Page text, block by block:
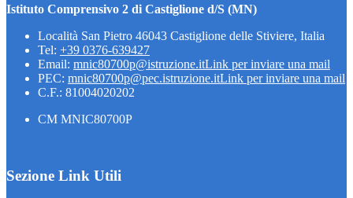
Istituto Comprensivo 2 di Castiglione d/S (MN)
Località San Pietro 46043 Castiglione delle Stiviere, Italia
Tel: +39 0376-639427
Email: mnic80700p@istruzione.itLink per inviare una mail
PEC: mnic80700p@pec.istruzione.itLink per inviare una mail
C.F.: 81004020202
CM MNIC80700P
Sezione Link Utili